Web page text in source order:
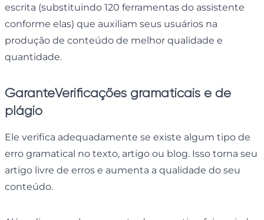
escrita (substituindo 120 ferramentas do assistente
conforme elas) que auxiliam seus usuários na
produção de conteúdo de melhor qualidade e
quantidade.
GaranteVerificações gramaticais e de
plágio
Ele verifica adequadamente se existe algum tipo de
erro gramatical no texto, artigo ou blog. Isso torna seu
artigo livre de erros e aumenta a qualidade do seu
conteúdo.